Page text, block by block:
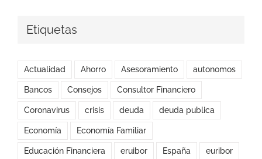
Etiquetas
Actualidad Ahorro Asesoramiento autonomos
Bancos Consejos Consultor Financiero
Coronavirus crisis deuda deuda publica
Economía Economía Familiar
Educación Financiera eruibor España euribor